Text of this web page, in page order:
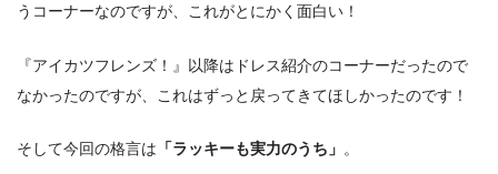
うコーナーなのですが、これがとにかく面白い！
『アイカツフレンズ！』以降はドレス紹介のコーナーだったので
なかったのですが、これはずっと戻ってきてほしかったのです！
そして今回の格言は 「ラッキーも実力のうち」 。